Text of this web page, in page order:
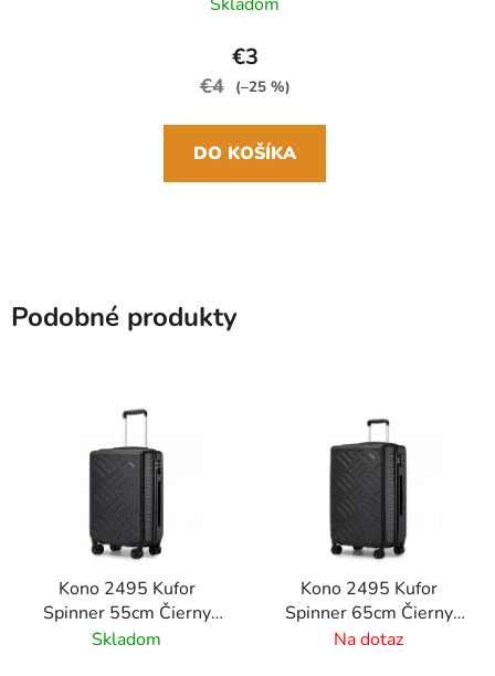
Skladom
€3
€4 (–25 %)
DO KOŠÍKA
Podobné produkty
Kono 2495 Kufor
Spinner 55cm Čierny
ABS/Polykarbonát
Skladom
Kono 2495 Kufor
Spinner 65cm Čierny
ABS/Polykarbonát
Na dotaz